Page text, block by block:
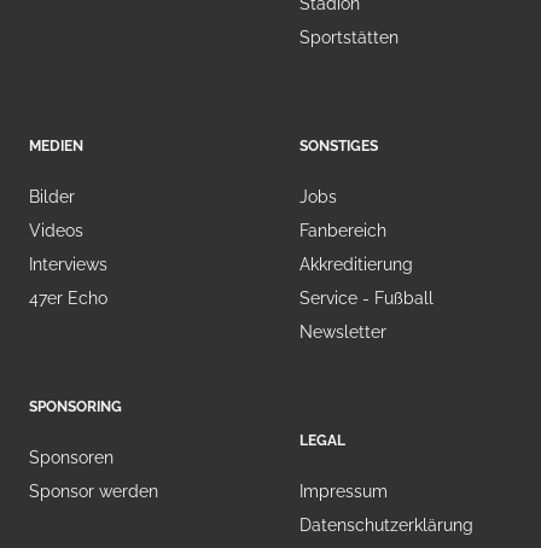
Stadion
Sportstätten
MEDIEN
Bilder
Videos
Interviews
47er Echo
SPONSORING
Sponsoren
Sponsor werden
SONSTIGES
Jobs
Fanbereich
Akkreditierung
Service - Fußball
Newsletter
LEGAL
Impressum
Datenschutzerklärung